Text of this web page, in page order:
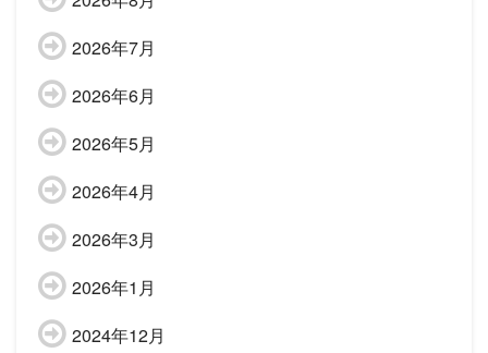
2026年7月
2026年6月
2026年5月
2026年4月
2026年3月
2026年1月
2024年12月